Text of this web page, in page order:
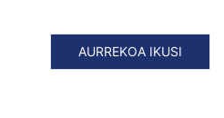
AURREKOA IKUSI